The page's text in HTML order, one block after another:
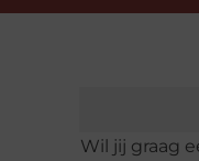
Wil jij graag